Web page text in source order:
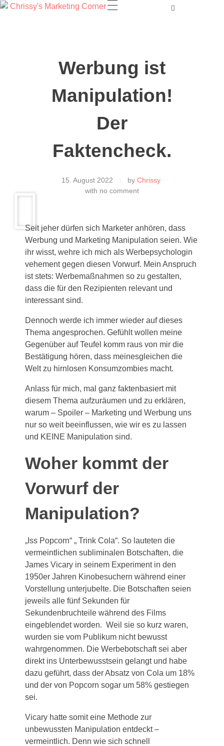
Werbung ist
Manipulation!
Der
Faktencheck.
15. August 2022 by Chrissy
with no comment
Seit jeher dürfen sich Marketer anhören, dass
Werbung und Marketing Manipulation seien. Wie
ihr wisst, wehre ich mich als Werbepsychologin
vehement gegen diesen Vorwurf. Mein Anspruch
ist stets: Werbemaßnahmen so zu gestalten,
dass die für den Rezipienten relevant und
interessant sind.
Dennoch werde ich immer wieder auf dieses
Thema angesprochen. Gefühlt wollen meine
Gegenüber auf Teufel komm raus von mir die
Bestätigung hören, dass meinesgleichen die
Welt zu hirnlosen Konsumzombies macht.
Anlass für mich, mal ganz faktenbasiert mit
diesem Thema aufzuräumen und zu erklären,
warum – Spoiler – Marketing und Werbung uns
nur so weit beeinflussen, wie wir es zu lassen
und KEINE Manipulation sind.
Woher kommt der
Vorwurf der
Manipulation?
„Iss Popcorn“ „ Trink Cola“. So lauteten die
vermeintlichen subliminalen Botschaften, die
James Vicary in seinem Experiment in den
1950er Jahren Kinobesuchern während einer
Vorstellung unterjubelte. Die Botschaften seien
jeweils alle fünf Sekunden für
Sekundenbruchteile während des Films
eingeblendet worden. Weil sie so kurz waren,
wurden sie vom Publikum nicht bewusst
wahrgenommen. Die Werbebotschaft sei aber
direkt ins Unterbewusstsein gelangt und habe
dazu geführt, dass der Absatz von Cola um 18%
und der von Popcorn sogar um 58% gestiegen
sei.
Vicary hatte somit eine Methode zur
unbewussten Manipulation entdeckt –
vermeintlich. Denn wie sich schnell